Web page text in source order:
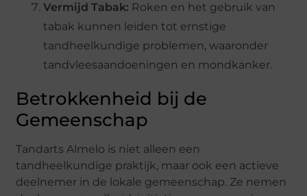
Vermijd Tabak: Roken en het gebruik van
tabak kunnen leiden tot ernstige
tandheelkundige problemen, waaronder
tandvleesaandoeningen en mondkanker.
Betrokkenheid bij de
Gemeenschap
Tandarts Almelo is niet alleen een
tandheelkundige praktijk, maar ook een actieve
deelnemer in de lokale gemeenschap. Ze nemen